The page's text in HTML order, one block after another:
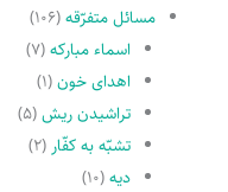
مسائل متفرّقه(۱۰۶)
اسماء مبارکه(۷)
اهدای خون(۱)
تراشیدن ریش(۵)
تشبّه به کفّار (۲)
دیه(۱۰)